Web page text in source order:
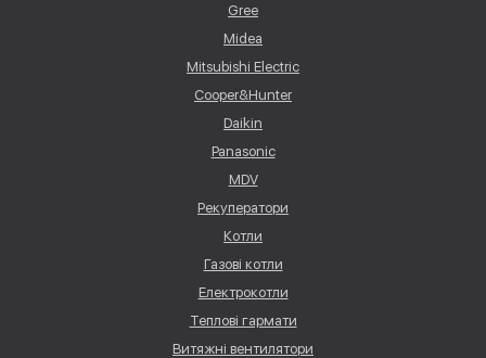
Gree
Midea
Mitsubishi Electric
Cooper&Hunter
Daikin
Panasonic
MDV
Рекуператори
Котли
Газові котли
Електрокотли
Теплові гармати
Витяжні вентилятори